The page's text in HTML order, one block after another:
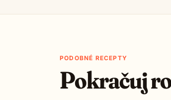
PODOBNÉ RECEPTY
Pokračuj